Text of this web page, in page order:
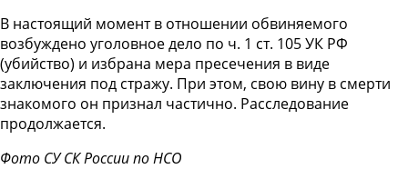
В настоящий момент в отношении обвиняемого
возбуждено уголовное дело по ч. 1 ст. 105 УК РФ
(убийство) и избрана мера пресечения в виде
заключения под стражу. При этом, свою вину в смерти
знакомого он признал частично. Расследование
продолжается.
Фото СУ СК России по НСО